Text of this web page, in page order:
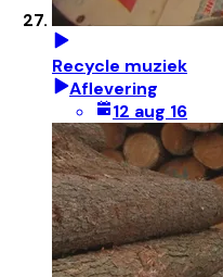
Recycle muziek
Aflevering
12 aug 16